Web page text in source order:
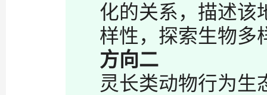
化的关系，描述该
样性，探索生物多
方向二
灵长类动物行为生